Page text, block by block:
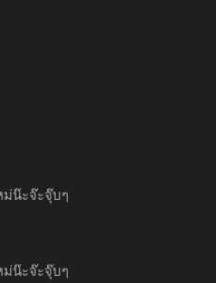
ม่น๊ะจ๊ะจุ๊บๆ
ม่น๊ะจ๊ะจุ๊บๆ